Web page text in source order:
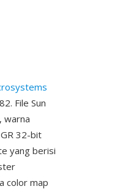
File Sun
warna
32-bit
yang berisi
color map